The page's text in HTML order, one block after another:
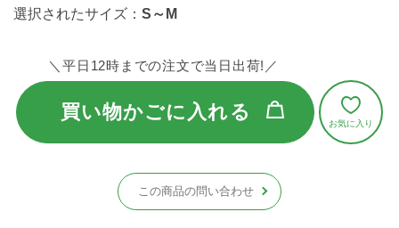
＼平日12時までの注文で当日出荷!／
選択されたサイズ： S～M
買い物かごに入れる
この商品の問い合わせ